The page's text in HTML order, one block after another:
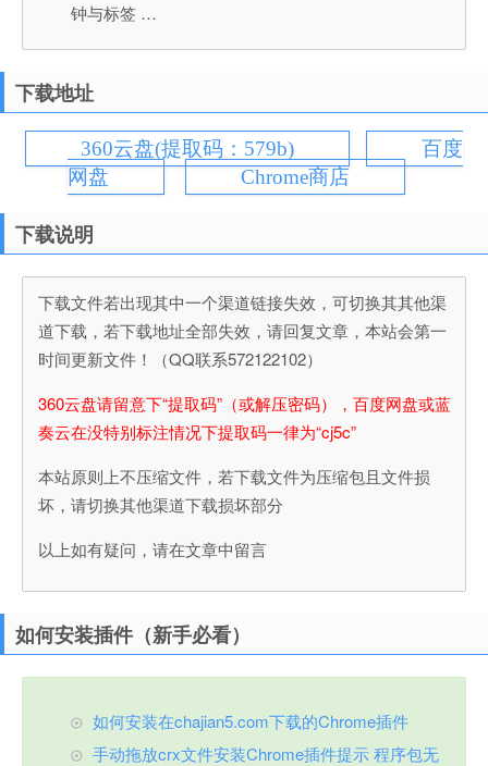
钟与标签 …
下载地址
360云盘(提取码：579b)
百度
网盘
Chrome商店
下载说明
下载文件若出现其中一个渠道链接失效，可切换其其他渠
道下载，若下载地址全部失效，请回复文章，本站会第一
时间更新文件！（QQ联系572122102）
360云盘请留意下“提取码”（或解压密码），百度网盘或蓝
奏云在没特别标注情况下提取码一律为“cj5c”
本站原则上不压缩文件，若下载文件为压缩包且文件损
坏，请切换其他渠道下载损坏部分
以上如有疑问，请在文章中留言
如何安装插件（新手必看）
如何安装在chajian5.com下载的Chrome插件
手动拖放crx文件安装Chrome插件提示 程序包无